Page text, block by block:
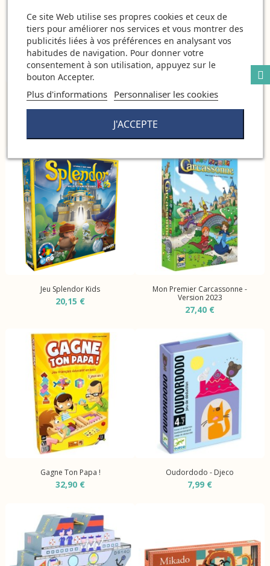
Mes premiers jeux: Ma
Ludo Wood 4 jeux Éducatifs :
Jeu Splendor Kids
20,15 €
Mon Premier Carcassonne -
Version 2023
27,40 €
Gagne Ton Papa !
32,90 €
Oudordodo - Djeco
7,99 €
Ce site Web utilise ses propres cookies et ceux de
tiers pour améliorer nos services et vous montrer des
publicités liées à vos préférences en analysant vos
habitudes de navigation. Pour donner votre
consentement à son utilisation, appuyez sur le
bouton Accepter.
Plus d'informations Personnaliser les cookies
J'ACCEPTE